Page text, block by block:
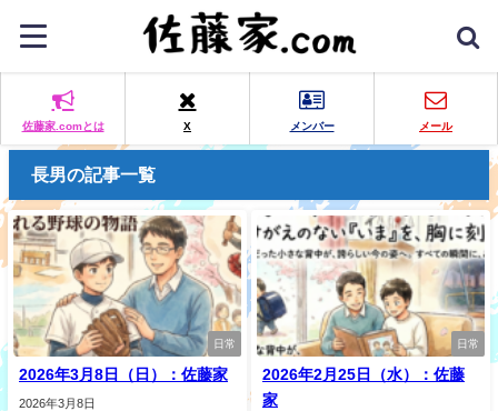
佐藤家.comとは X メンバー メール
長男の記事一覧
日常
2026年3月8日（日）：佐藤家
2026年3月8日
日常
2026年2月25日（水）：佐藤
家